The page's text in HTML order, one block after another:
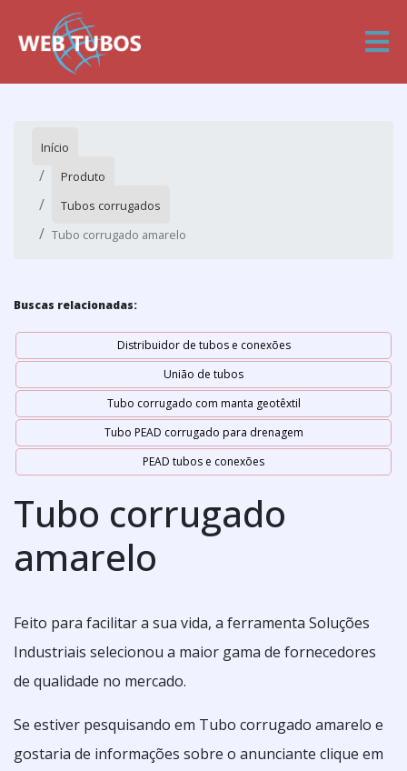
Início
Produto
Tubos corrugados
Tubo corrugado amarelo
Buscas relacionadas:
Distribuidor de tubos e conexões
União de tubos
Tubo corrugado com manta geotêxtil
Tubo PEAD corrugado para drenagem
PEAD tubos e conexões
Tubo corrugado
amarelo
Feito para facilitar a sua vida, a ferramenta Soluções
Industriais selecionou a maior gama de fornecedores
de qualidade no mercado.
Se estiver pesquisando em Tubo corrugado amarelo e
gostaria de informações sobre o anunciante clique em